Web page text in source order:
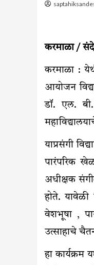
करमाळा /
करमाळा :
आयोजन
डॉ. एल. बी.
याप्रसंगी
पारंपरिक
अधीक्षक
होते. यावेळी
वेशभूषा ,
उत्साहाचे
हा कार्यक्रम